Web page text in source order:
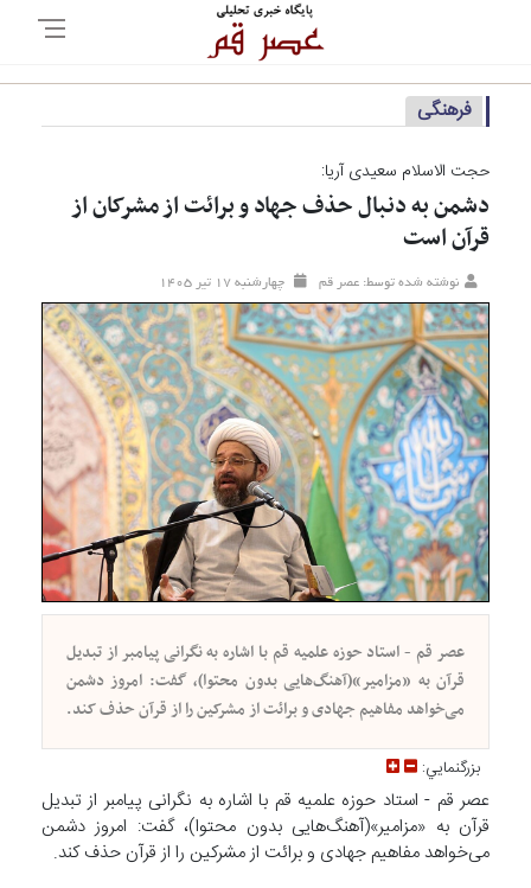
فرهنگی
حجت الاسلام سعیدی آریا:
دشمن به دنبال حذف جهاد و برائت از مشرکان از
قرآن است
نوشته شده توسط: عصر قم چهارشنبه ۱۷ تير ۱۴۰۵
عصر قم - استاد حوزه علمیه قم با اشاره به نگرانی پیامبر از تبدیل
قرآن به «مزامیر»(آهنگ‌هایی بدون محتوا)، گفت: امروز دشمن
می‌خواهد مفاهیم جهادی و برائت از مشرکین را از قرآن حذف کند.
بزرگنمايي:
عصر قم - استاد حوزه علمیه قم با اشاره به نگرانی پیامبر از تبدیل
قرآن به «مزامیر»(آهنگ‌هایی بدون محتوا)، گفت: امروز دشمن
می‌خواهد مفاهیم جهادی و برائت از مشرکین را از قرآن حذف کند.